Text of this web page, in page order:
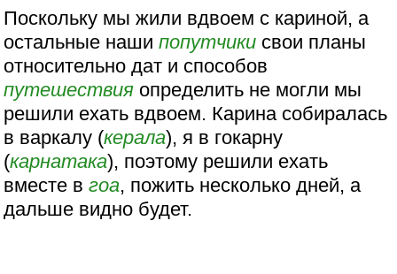
Поскольку мы жили вдвоем с кариной, а
остальные нашипопутчики свои планы
относительно дат и способов
путешествия определить не могли мы
решили ехать вдвоем. Карина собиралась
в варкалу (керала), я в гокарну
(карнатака), поэтому решили ехать
вместе вгоа, пожить несколько дней, а
дальше видно будет.